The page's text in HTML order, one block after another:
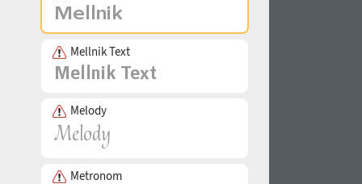
Mellnik Text
Melody
Metronom